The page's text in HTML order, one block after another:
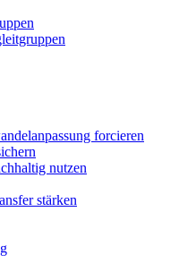
forcieren
nutzen
stärken